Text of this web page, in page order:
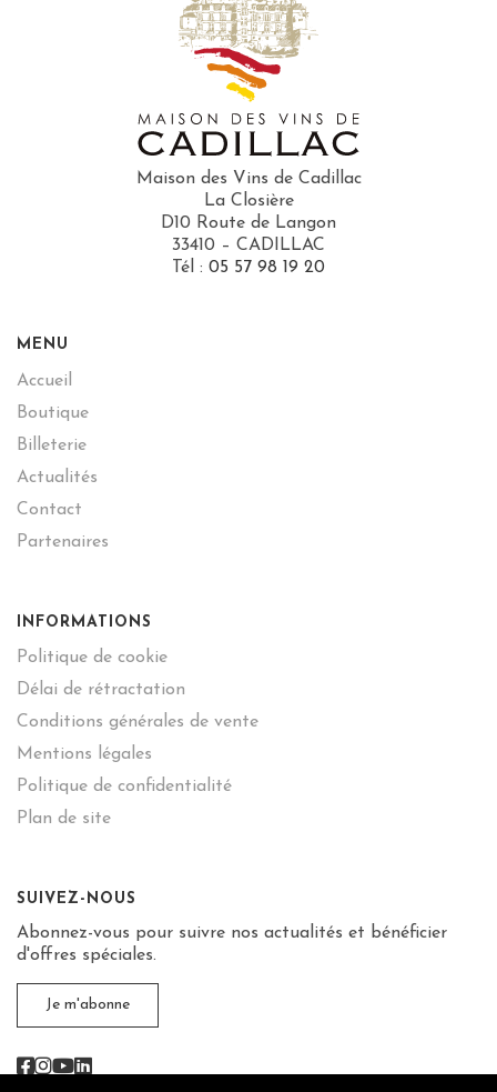
Maison des Vins de Cadillac
La Closière
D10 Route de Langon
33410 – CADILLAC
Tél : 05 57 98 19 20
MENU
Accueil
Boutique
Billeterie
Actualités
Contact
Partenaires
INFORMATIONS
Politique de cookie
Délai de rétractation
Conditions générales de vente
Mentions légales
Politique de confidentialité
Plan de site
SUIVEZ-NOUS
Abonnez-vous pour suivre nos actualités et bénéficier
d'offres spéciales.
Je m'abonne
Facebook
Instagram
Youtube
Linkedin